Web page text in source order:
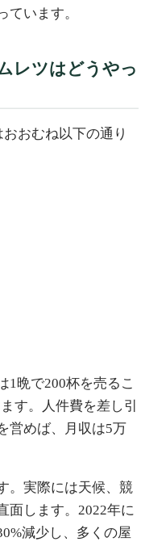
います。
レツはどうやっ
おむね以下の通り
1晩で200杯を売るこ
す。人件費を差し引
営めば、月収は5万
。実際には天候、競
面します。2022年に
減少し、多くの屋